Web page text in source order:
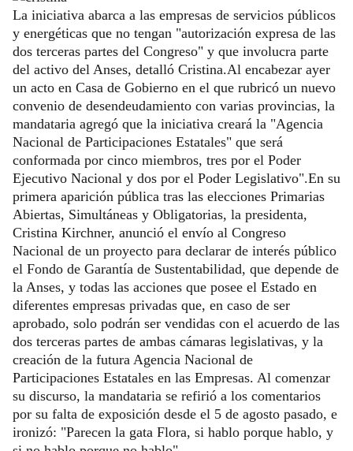
La iniciativa abarca a las empresas de servicios públicos
y energéticas que no tengan "autorización expresa de las
dos terceras partes del Congreso" y que involucra parte
del activo del Anses, detalló Cristina.Al encabezar ayer
un acto en Casa de Gobierno en el que rubricó un nuevo
convenio de desendeudamiento con varias provincias, la
mandataria agregó que la iniciativa creará la "Agencia
Nacional de Participaciones Estatales" que será
conformada por cinco miembros, tres por el Poder
Ejecutivo Nacional y dos por el Poder Legislativo".En su
primera aparición pública tras las elecciones Primarias
Abiertas, Simultáneas y Obligatorias, la presidenta,
Cristina Kirchner, anunció el envío al Congreso
Nacional de un proyecto para declarar de interés público
el Fondo de Garantía de Sustentabilidad, que depende de
la Anses, y todas las acciones que posee el Estado en
diferentes empresas privadas que, en caso de ser
aprobado, solo podrán ser vendidas con el acuerdo de las
dos terceras partes de ambas cámaras legislativas, y la
creación de la futura Agencia Nacional de
Participaciones Estatales en las Empresas. Al comenzar
su discurso, la mandataria se refirió a los comentarios
por su falta de exposición desde el 5 de agosto pasado, e
ironizó: "Parecen la gata Flora, si hablo porque hablo, y